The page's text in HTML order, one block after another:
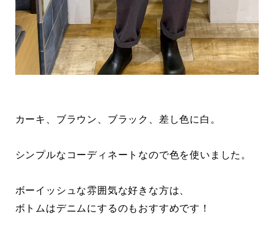
カーキ、ブラウン、ブラック、差し色に白。
シンプルなコーディネートなので色を使いました。
ボーイッシュな雰囲気な好きな方は、
ボトムはデニムにするのもおすすめです！